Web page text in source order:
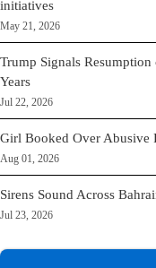
initiatives
May 21, 2026
Trump Signals
Years
Jul 22, 2026
Girl Booked Over Abusive
Aug 01, 2026
Sirens Sound Across
Jul 23, 2026